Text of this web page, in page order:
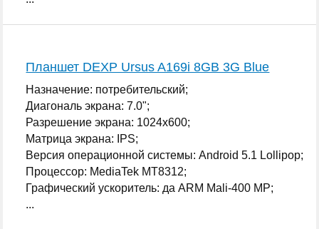
Планшет DEXP Ursus A169i 8GB 3G Blue
Назначение: потребительский;
Диагональ экрана: 7.0";
Разрешение экрана: 1024x600;
Матрица экрана: IPS;
Версия операционной системы: Android 5.1 Lollipop;
Процессор: MediaTek MT8312;
Графический ускоритель: да ARM Mali-400 MP;
...